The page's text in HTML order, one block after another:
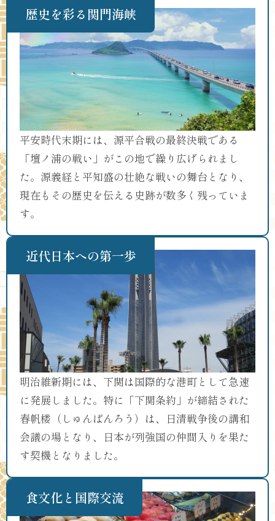
歴史を彩る関門海峡
平安時代末期には、源平合戦の最終決戦である
「壇ノ浦の戦い」がこの地で繰り広げられまし
た。源義経と平知盛の壮絶な戦いの舞台となり、
現在もその歴史を伝える史跡が数多く残っていま
す。
近代日本への第一歩
明治維新期には、下関は国際的な港町として急速
に発展しました。特に「下関条約」が締結された
春帆楼（しゅんぱんろう）は、日清戦争後の講和
会議の場となり、日本が列強国の仲間入りを果た
す契機となりました。
食文化と国際交流